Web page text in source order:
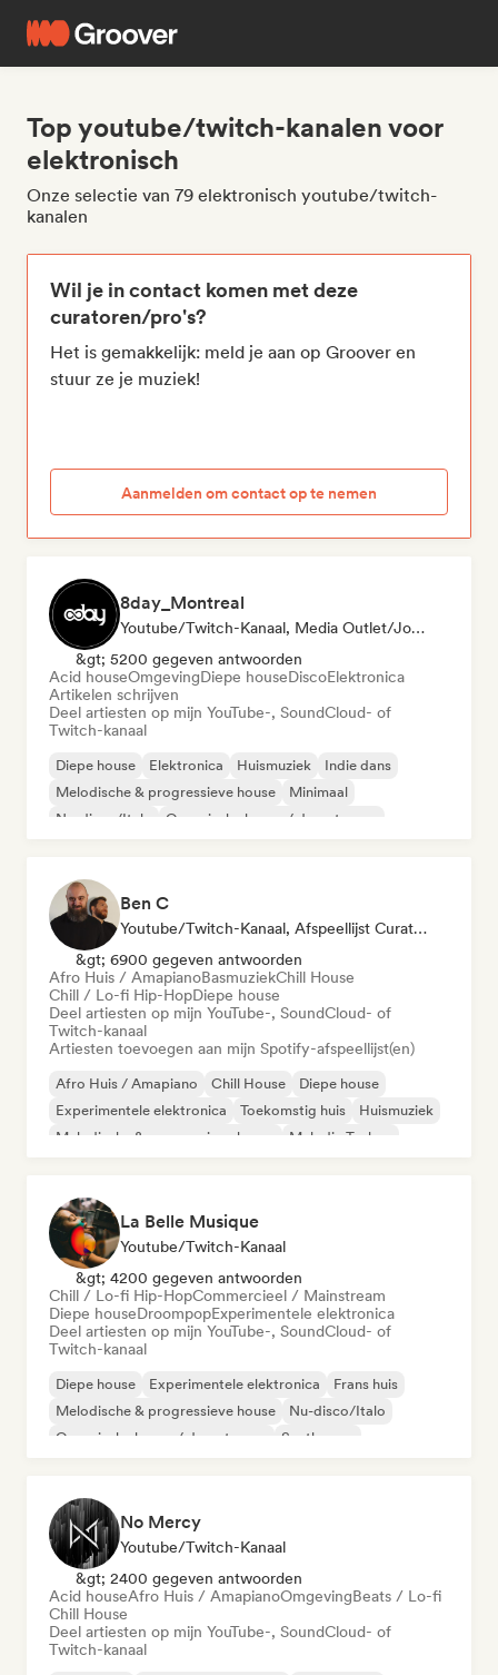
Top youtube/twitch-kanalen voor
elektronisch
Onze selectie van 79 elektronisch youtube/twitch-
kanalen
Wil je in contact komen met deze
curatoren/pro's?
Het is gemakkelijk: meld je aan op Groover en
stuur ze je muziek!
Aanmelden om contact op te nemen
8day_Montreal
Youtube/Twitch-Kanaal, Media Outlet/Journalist
&gt; 5200 gegeven antwoorden
Acid houseOmgevingDiepe houseDiscoElektronica
Artikelen schrijven
Deel artiesten op mijn YouTube-, SoundCloud- of
Twitch-kanaal
Diepe house Elektronica Huismuziek
Indie dans
Melodische & progressieve house
Minimaal
Nu-disco/Italo
Organische house / downtempo
Ben C
Youtube/Twitch-Kanaal, Afspeellijst Curator
&gt; 6900 gegeven antwoorden
Afro Huis / AmapianoBasmuziekChill House
Chill / Lo-fi Hip-HopDiepe house
Deel artiesten op mijn YouTube-, SoundCloud- of
Twitch-kanaal
Artiesten toevoegen aan mijn Spotify-afspeellijst(en)
Afro Huis / Amapiano Chill House
Diepe house
Experimentele elektronica
Toekomstig huis
Huismuziek
Melodische & progressieve house
Melodic Techno
La Belle Musique
Youtube/Twitch-Kanaal
&gt; 4200 gegeven antwoorden
Chill / Lo-fi Hip-HopCommercieel / Mainstream
Diepe houseDroompopExperimentele elektronica
Deel artiesten op mijn YouTube-, SoundCloud- of
Twitch-kanaal
Diepe house Experimentele elektronica
Frans huis
Melodische & progressieve house
Nu-disco/Italo
Organische house / downtempo
Synthwave
No Mercy
Youtube/Twitch-Kanaal
&gt; 2400 gegeven antwoorden
Acid houseAfro Huis / AmapianoOmgevingBeats / Lo-fi
Chill House
Deel artiesten op mijn YouTube-, SoundCloud- of
Twitch-kanaal